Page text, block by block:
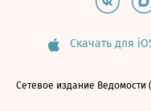
Скачать для
Сетевое издание Ведомости